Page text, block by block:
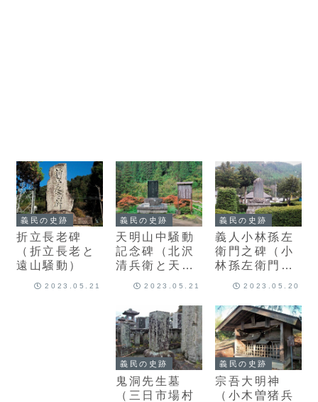
義民の史跡
折立長老碑
（折立長老と
遠山騒動）
2023.05.21
義民の史跡
天明山中騒動
記念碑（北沢
清兵衛と天明
2023.05.21
義民の史跡
義人小林孫左
衛門之碑（小
林孫左衛門と
2023.05.20
義民の史跡
鬼洞先生墓
（三日市場村
義民の史跡
宗吾大明神
（小木曽猪兵